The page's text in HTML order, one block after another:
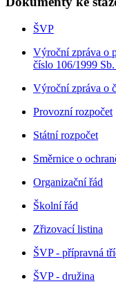
ŠVP
Výroční zpráva o
číslo 106/1999
Výroční zpráva o
Provozní rozpočet
Státní rozpočet
Směrnice o
Organizační řád
Školní řád
Zřizovací listina
ŠVP - přípravná
ŠVP - družina